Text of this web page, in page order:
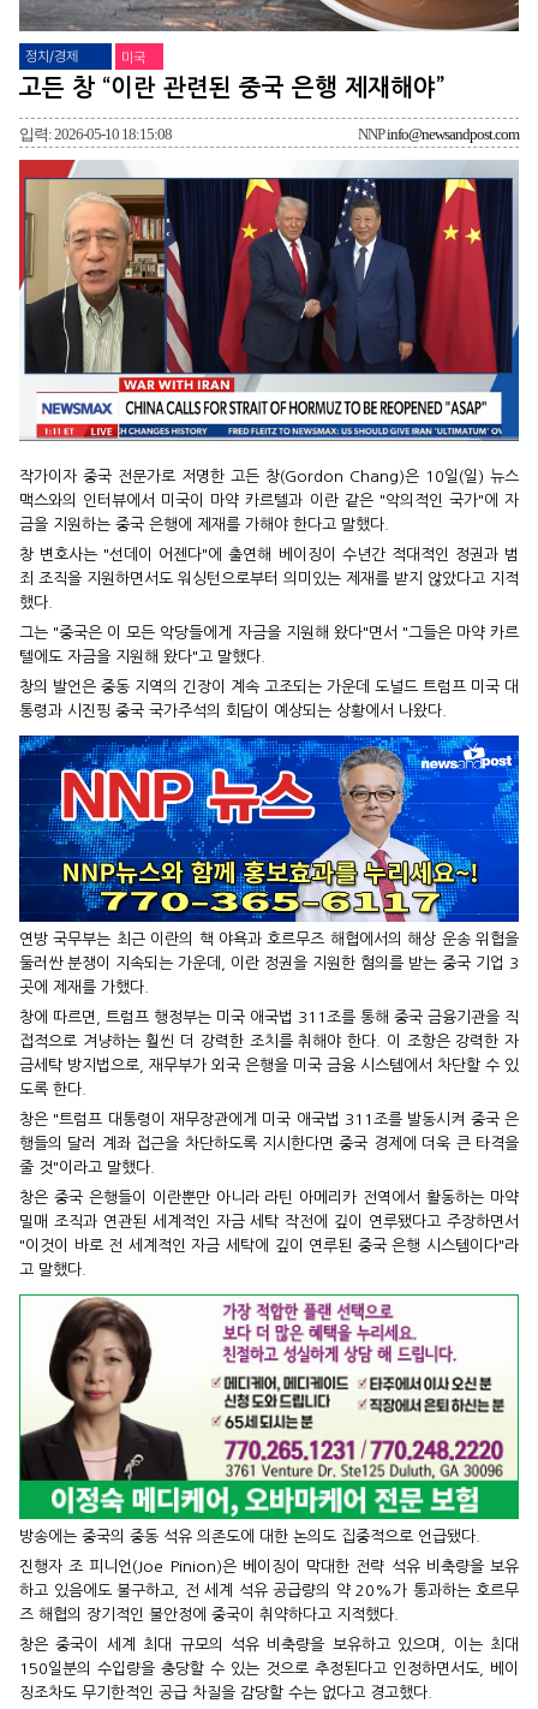
정치/경제 미국
고든 창 “이란 관련된 중국 은행 제재해야”
입력: 2026-05-10 18:15:08 NNPinfo@newsandpost.com
작가이자 중국 전문가로 저명한 고든 창(Gordon Chang)은 10일(일) 뉴스
맥스와의 인터뷰에서 미국이 마약 카르텔과 이란 같은 "악의적인 국가"에 자
금을 지원하는 중국 은행에 제재를 가해야 한다고 말했다.
창 변호사는 "선데이 어젠다"에 출연해 베이징이 수년간 적대적인 정권과 범
죄 조직을 지원하면서도 워싱턴으로부터 의미있는 제재를 받지 않았다고 지적
했다.
그는 "중국은 이 모든 악당들에게 자금을 지원해 왔다"면서 "그들은 마약 카르
텔에도 자금을 지원해 왔다"고 말했다.
창의 발언은 중동 지역의 긴장이 계속 고조되는 가운데 도널드 트럼프 미국 대
통령과 시진핑 중국 국가주석의 회담이 예상되는 상황에서 나왔다.
연방 국무부는 최근 이란의 핵 야욕과 호르무즈 해협에서의 해상 운송 위협을
둘러싼 분쟁이 지속되는 가운데, 이란 정권을 지원한 혐의를 받는 중국 기업 3
곳에 제재를 가했다.
창에 따르면, 트럼프 행정부는 미국 애국법 311조를 통해 중국 금융기관을 직
접적으로 겨냥하는 훨씬 더 강력한 조치를 취해야 한다. 이 조항은 강력한 자
금세탁 방지법으로, 재무부가 외국 은행을 미국 금융 시스템에서 차단할 수 있
도록 한다.
창은 "트럼프 대통령이 재무장관에게 미국 애국법 311조를 발동시켜 중국 은
행들의 달러 계좌 접근을 차단하도록 지시한다면 중국 경제에 더욱 큰 타격을
줄 것"이라고 말했다.
창은 중국 은행들이 이란뿐만 아니라 라틴 아메리카 전역에서 활동하는 마약
밀매 조직과 연관된 세계적인 자금 세탁 작전에 깊이 연루됐다고 주장하면서
"이것이 바로 전 세계적인 자금 세탁에 깊이 연루된 중국 은행 시스템이다"라
고 말했다.
방송에는 중국의 중동 석유 의존도에 대한 논의도 집중적으로 언급됐다.
진행자 조 피니언(Joe Pinion)은 베이징이 막대한 전략 석유 비축량을 보유
하고 있음에도 불구하고, 전 세계 석유 공급량의 약 20%가 통과하는 호르무
즈 해협의 장기적인 불안정에 중국이 취약하다고 지적했다.
창은 중국이 세계 최대 규모의 석유 비축량을 보유하고 있으며, 이는 최대
150일분의 수입량을 충당할 수 있는 것으로 추정된다고 인정하면서도, 베이
징조차도 무기한적인 공급 차질을 감당할 수는 없다고 경고했다.